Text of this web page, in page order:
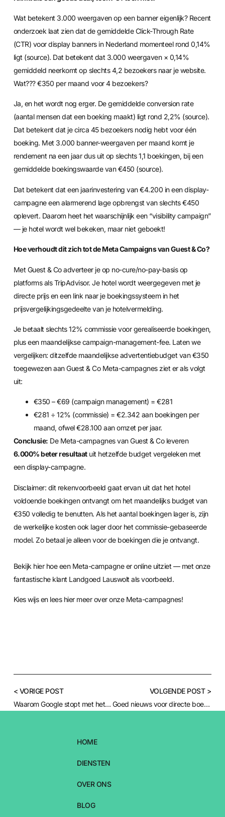
Wat betekent 3.000 weergaven op een banner eigenlijk? Recent
onderzoek laat zien dat de gemiddelde Click-Through Rate
(CTR) voor display banners in Nederland momenteel rond 0,14%
ligt (source). Dat betekent dat 3.000 weergaven × 0,14%
gemiddeld neerkomt op slechts 4,2 bezoekers naar je website.
Wat??? €350 per maand voor 4 bezoekers?
Ja, en het wordt nog erger. De gemiddelde conversion rate
(aantal mensen dat een boeking maakt) ligt rond 2,2% (source).
Dat betekent dat je circa 45 bezoekers nodig hebt voor één
boeking. Met 3.000 banner-weergaven per maand komt je
rendement na een jaar dus uit op slechts 1,1 boekingen, bij een
gemiddelde boekingswaarde van €450 (source).
Dat betekent dat een jaarinvestering van €4.200 in een display-
campagne een alarmerend lage opbrengst van slechts €450
oplevert. Daarom heet het waarschijnlijk een “visibility campaign”
— je hotel wordt wel bekeken, maar niet geboekt!
Hoe verhoudt dit zich tot de Meta Campaigns van Guest & Co?
Met Guest & Co adverteer je op no-cure/no-pay-basis op
platforms als TripAdvisor. Je hotel wordt weergegeven met je
directe prijs en een link naar je boekingssysteem in het
prijsvergelijkingsgedeelte van je hotelvermelding.
Je betaalt slechts 12% commissie voor gerealiseerde boekingen,
plus een maandelijkse campaign-management-fee. Laten we
vergelijken: ditzelfde maandelijkse advertentiebudget van €350
toegewezen aan Guest & Co Meta-campagnes ziet er als volgt
uit:
€350 – €69 (campaign management) = €281
€281 ÷ 12% (commissie) = €2.342 aan boekingen per
maand, ofwel €28.100 aan omzet per jaar.
Conclusie: De Meta-campagnes van Guest & Co leveren
6.000% beter resultaatuit hetzelfde budget vergeleken met
een display-campagne.
Disclaimer: dit rekenvoorbeeld gaat ervan uit dat het hotel
voldoende boekingen ontvangt om het maandelijks budget van
€350 volledig te benutten. Als het aantal boekingen lager is, zijn
de werkelijke kosten ook lager door het commissie-gebaseerde
model. Zo betaal je alleen voor de boekingen die je ontvangt.
Bekijk hier hoe een Meta-campagne er online uitziet — met onze
fantastische klant Landgoed Lauswolt als voorbeeld.
Kies wijs en lees hier meer over onze Meta-campagnes!
< VORIGE POST
Waarom Google stopt met het commissiemodel voor Hotel Ads — en hoe je hier mee omgaat
VOLGENDE POST >
Goed nieuws voor directe boekingen!
HOME
DIENSTEN
OVER ONS
BLOG